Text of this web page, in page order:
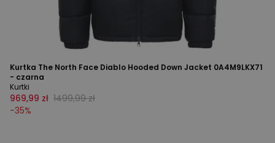
Kurtka The North Face Diablo Hooded Down Jacket 0A4M9LKX71
- czarna
Kurtki
969,99 zł 1499,99 zł
-35%